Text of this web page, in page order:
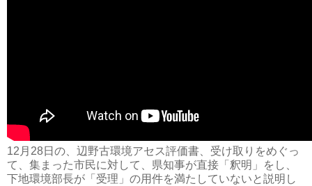
12月28日の、辺野古環境アセス評価書、受け取りをめぐっ
て、集まった市民に対して、県知事が直接「釈明」をし、
下地環境部長が「受理」の用件を満たしていないと説明し